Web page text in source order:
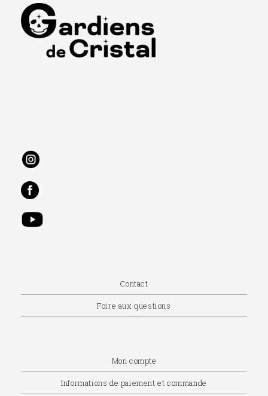
Contact
Foire aux questions
Mon compte
Informations de paiement et commande